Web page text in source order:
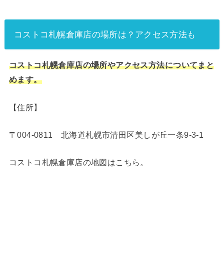
コストコ札幌倉庫店の場所は？アクセス方法も
コストコ札幌倉庫店の場所やアクセス方法についてまと
めます。
【住所】
〒004-0811 北海道札幌市清田区美しが丘一条9-3-1
コストコ札幌倉庫店の地図はこちら。